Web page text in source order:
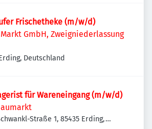
Frischetheke (m/w/d)
Markt GmbH, Zweigniederlassung
Deutschland
für Wareneingang (m/w/d)
Straße 1, 85435 Erding,